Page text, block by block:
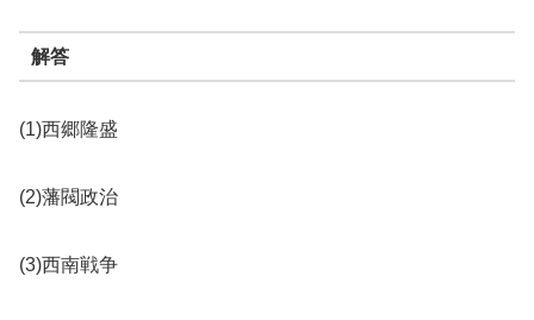
解答
(1)西郷隆盛
(2)藩閥政治
(3)西南戦争